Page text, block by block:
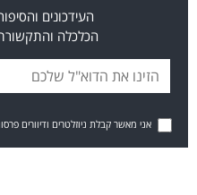
העידכונים
הכלכלה
אני מאשר קבלת ניוזלטרים ודיוורים